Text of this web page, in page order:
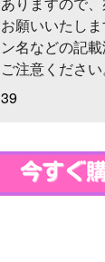
お願いいたし
ン名などの記
ご注意ください
39